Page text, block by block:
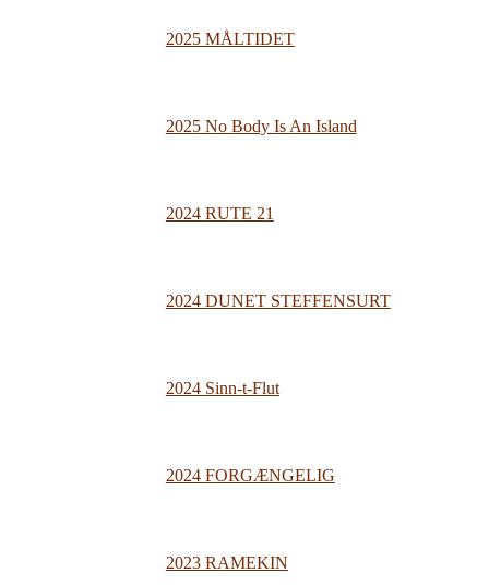
2025 MÅLTIDET
2025 No Body Is An Island
2024 RUTE 21
2024 DUNET STEFFENSURT
2024 Sinn-t-Flut
2024 FORGÆNGELIG
2023 RAMEKIN